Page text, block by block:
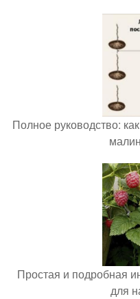
Полное руководство:
Простая и подробная
для